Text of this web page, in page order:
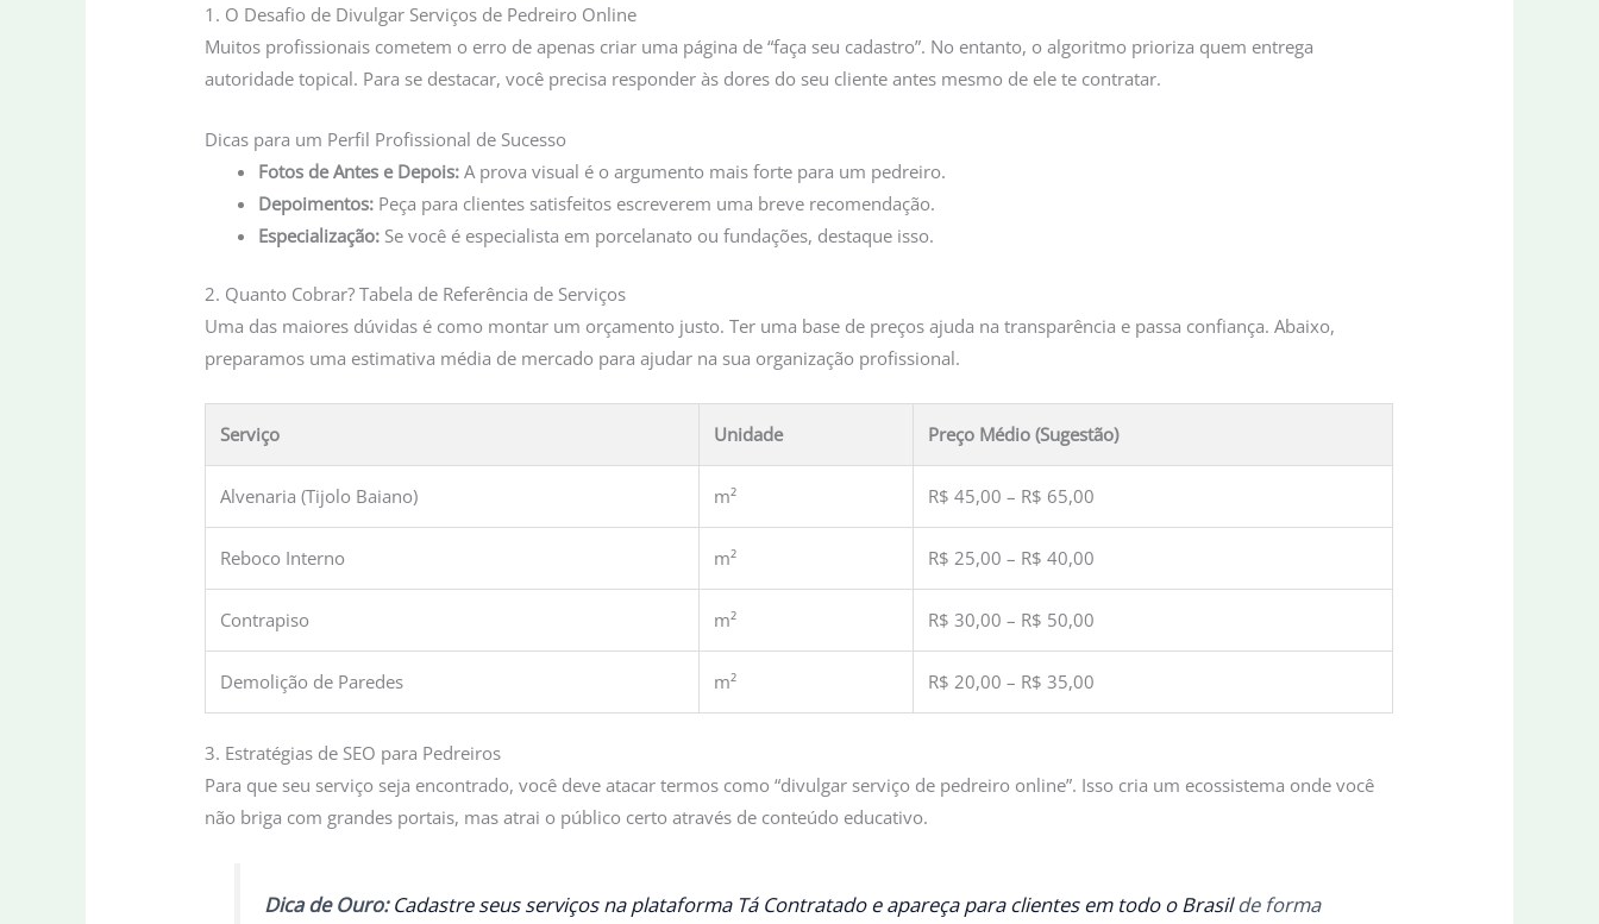
1. O Desafio de Divulgar Serviços de Pedreiro Online
Muitos profissionais cometem o erro de apenas criar uma página de “faça seu cadastro”. No entanto, o algoritmo prioriza quem entrega
autoridade topical. Para se destacar, você precisa responder às dores do seu cliente antes mesmo de ele te contratar.
Dicas para um Perfil Profissional de Sucesso
Fotos de Antes e Depois: A prova visual é o argumento mais forte para um pedreiro.
Depoimentos: Peça para clientes satisfeitos escreverem uma breve recomendação.
Especialização: Se você é especialista em porcelanato ou fundações, destaque isso.
2. Quanto Cobrar? Tabela de Referência de Serviços
Uma das maiores dúvidas é como montar um orçamento justo. Ter uma base de preços ajuda na transparência e passa confiança. Abaixo,
preparamos uma estimativa média de mercado para ajudar na sua organização profissional.
Serviço Unidade Preço Médio (Sugestão)
Alvenaria (Tijolo Baiano) m² R$ 45,00 – R$ 65,00
Reboco Interno m² R$ 25,00 – R$ 40,00
Contrapiso m² R$ 30,00 – R$ 50,00
Demolição de Paredes m² R$ 20,00 – R$ 35,00
3. Estratégias de SEO para Pedreiros
Para que seu serviço seja encontrado, você deve atacar termos como “divulgar serviço de pedreiro online”. Isso cria um ecossistema onde você
não briga com grandes portais, mas atrai o público certo através de conteúdo educativo.
Dica de Ouro: Cadastre seus serviços na plataforma Tá Contratado e apareça para clientes em todo o Brasilde forma